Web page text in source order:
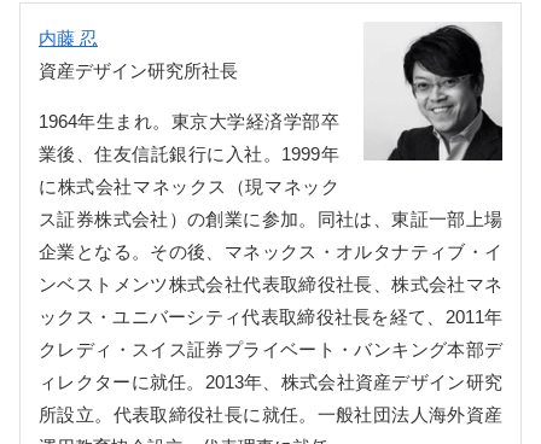
内藤 忍
資産デザイン研究所社長
1964年生まれ。東京大学経済学部卒
業後、住友信託銀行に入社。1999年
に株式会社マネックス（現マネック
ス証券株式会社）の創業に参加。同社は、東証一部上場
企業となる。その後、マネックス・オルタナティブ・イ
ンベストメンツ株式会社代表取締役社長、株式会社マネ
ックス・ユニバーシティ代表取締役社長を経て、2011年
クレディ・スイス証券プライベート・バンキング本部デ
ィレクターに就任。2013年、株式会社資産デザイン研究
所設立。代表取締役社長に就任。一般社団法人海外資産